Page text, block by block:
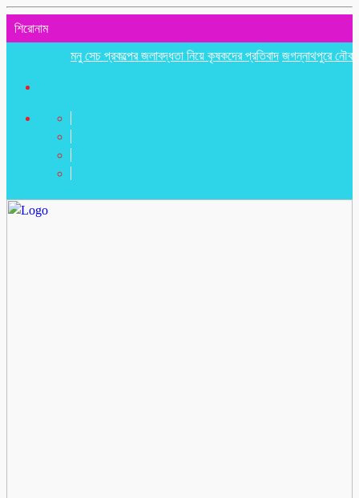
শিরোনাম
মনু সেচ প্রকল্পের জলাবদ্ধতা নিয়ে কৃষকদের প্রতিবাদ জগন্নাথপুরে নৌকা ডুবিতে